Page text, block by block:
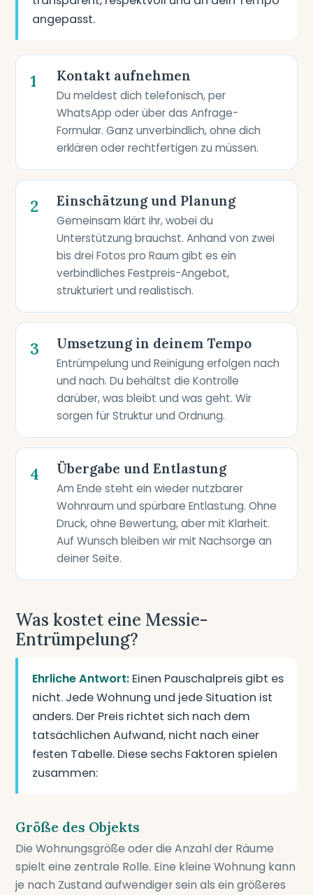
angepasst.
1 Kontakt aufnehmen
Du meldest dich telefonisch, per
WhatsApp oder über das Anfrage-
Formular. Ganz unverbindlich, ohne dich
erklären oder rechtfertigen zu müssen.
2 Einschätzung und Planung
Gemeinsam klärt ihr, wobei du
Unterstützung brauchst. Anhand von zwei
bis drei Fotos pro Raum gibt es ein
verbindliches Festpreis-Angebot,
strukturiert und realistisch.
3 Umsetzung in deinem Tempo
Entrümpelung und Reinigung erfolgen nach
und nach. Du behältst die Kontrolle
darüber, was bleibt und was geht. Wir
sorgen für Struktur und Ordnung.
4 Übergabe und Entlastung
Am Ende steht ein wieder nutzbarer
Wohnraum und spürbare Entlastung. Ohne
Druck, ohne Bewertung, aber mit Klarheit.
Auf Wunsch bleiben wir mit Nachsorge an
deiner Seite.
Was kostet eine Messie-
Entrümpelung?
Ehrliche Antwort: Einen Pauschalpreis gibt es
nicht. Jede Wohnung und jede Situation ist
anders. Der Preis richtet sich nach dem
tatsächlichen Aufwand, nicht nach einer
festen Tabelle. Diese sechs Faktoren spielen
zusammen:
Größe des Objekts
Die Wohnungsgröße oder die Anzahl der Räume
spielt eine zentrale Rolle. Eine kleine Wohnung kann
je nach Zustand aufwendiger sein als ein größeres